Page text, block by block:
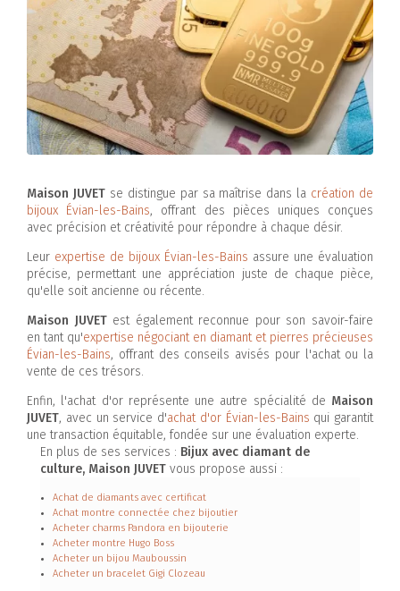
Maison JUVETse distingue par sa maîtrise dans la création de
bijoux Évian-les-Bains, offrant des pièces uniques conçues
avec précision et créativité pour répondre à chaque désir.
Leur expertise de bijoux Évian-les-Bains assure une évaluation
précise, permettant une appréciation juste de chaque pièce,
qu'elle soit ancienne ou récente.
Maison JUVETest également reconnue pour son savoir-faire
en tant qu'expertise négociant en diamant et pierres précieuses
Évian-les-Bains, offrant des conseils avisés pour l'achat ou la
vente de ces trésors.
Enfin, l'achat d'or représente une autre spécialité de Maison
JUVET, avec un service d'achat d'or Évian-les-Bains qui garantit
une transaction équitable, fondée sur une évaluation experte.
En plus de ses services : Bijux avec diamant de
culture, Maison JUVET vous propose aussi :
Achat de diamants avec certificat
Achat montre connectée chez bijoutier
Acheter charms Pandora en bijouterie
Acheter montre Hugo Boss
Acheter un bijou Mauboussin
Acheter un bracelet Gigi Clozeau